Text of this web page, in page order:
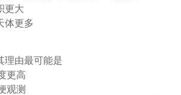
更大
体更多
理由最可能是
更高
观测